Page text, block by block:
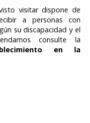
visitar dispone de
a personas con
su discapacidad y el
consulte la
en la